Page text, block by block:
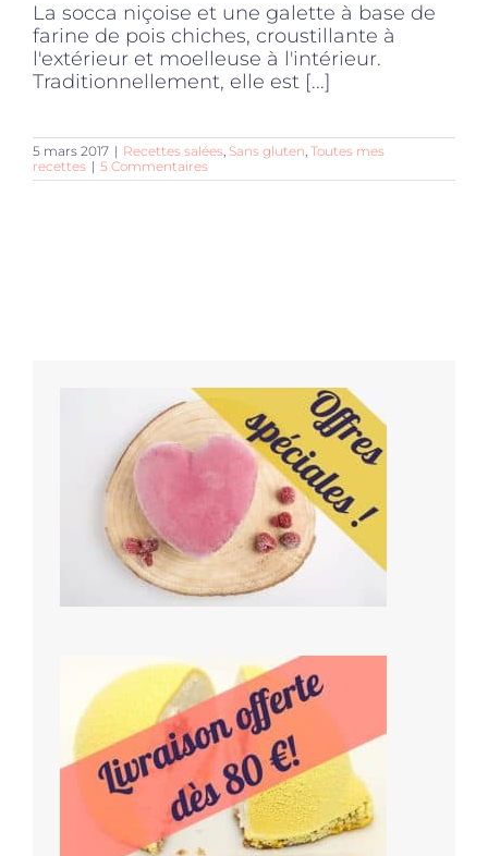
La socca niçoise et une galette à base de
farine de pois chiches, croustillante à
l'extérieur et moelleuse à l'intérieur.
Traditionnellement, elle est [...]
5 mars 2017 | Recettes salées, Sans gluten, Toutes mes
recettes | 5 Commentaires